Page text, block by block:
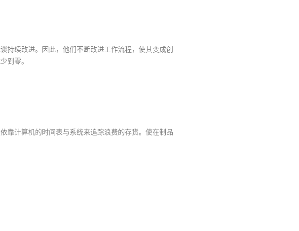
持续改进。因此，他们不断改进工作流程，使其变成创
到零。
靠计算机的时间表与系统来追踪浪费的存货。使在制品